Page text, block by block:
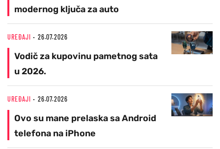
modernog ključa za auto
UREĐAJI 26.07.2026
Vodič za kupovinu pametnog sata
u 2026.
UREĐAJI 26.07.2026
Ovo su mane prelaska sa Android
telefona na iPhone